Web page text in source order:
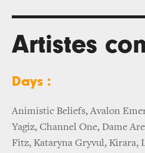
Artistes
Days :
Animistic Beliefs, Avalon
Yagiz, Channel One, Dame
Fitz, Kataryna Gryvul, Kirara,